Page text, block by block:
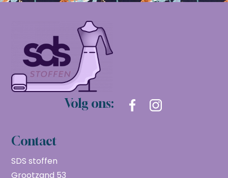
Volg ons:
Contact
SDS stoffen
Grootzand 53